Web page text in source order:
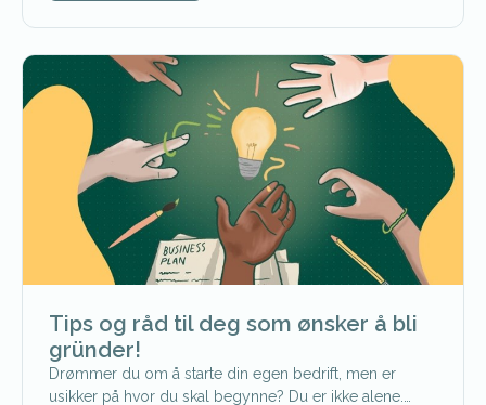
Tips og råd til deg som ønsker å bli
gründer!
Drømmer du om å starte din egen bedrift, men er
usikker på hvor du skal begynne? Du er ikke alene.…